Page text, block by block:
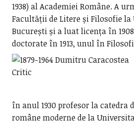
1938) al Academiei Române. A
Facultății de Litere și Filosofie
București și a luat licența în
doctorate în 1913, unul în
în anul 1930 profesor la
române moderne de la